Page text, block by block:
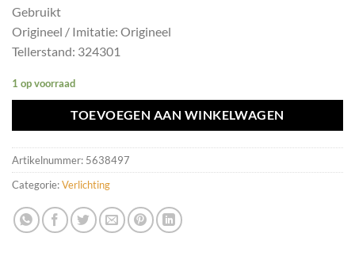
Gebruikt
Origineel / Imitatie: Origineel
Tellerstand: 324301
1 op voorraad
TOEVOEGEN AAN WINKELWAGEN
Artikelnummer: 5638497
Categorie:Verlichting